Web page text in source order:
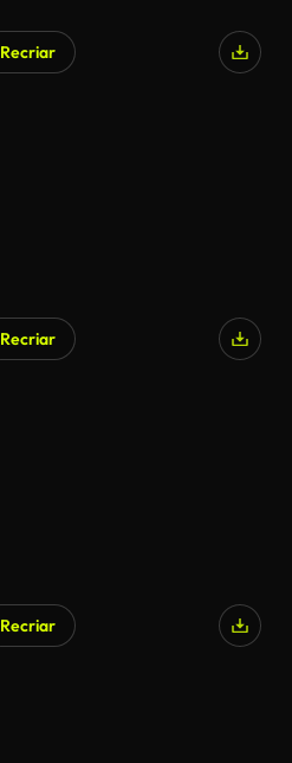
Recriar
Recriar
Recriar